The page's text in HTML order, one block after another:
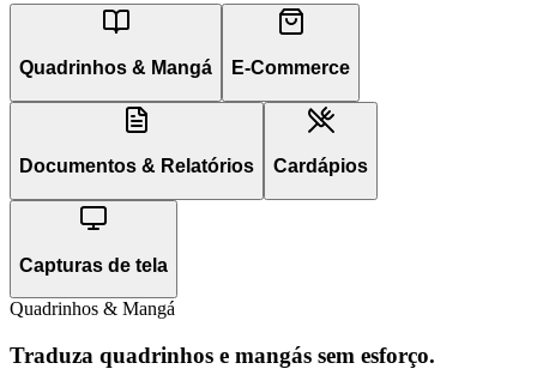
Quadrinhos & Mangá E-Commerce
Documentos & Relatórios Cardápios
Capturas de tela
Quadrinhos & Mangá
Traduza quadrinhos e mangás sem esforço.